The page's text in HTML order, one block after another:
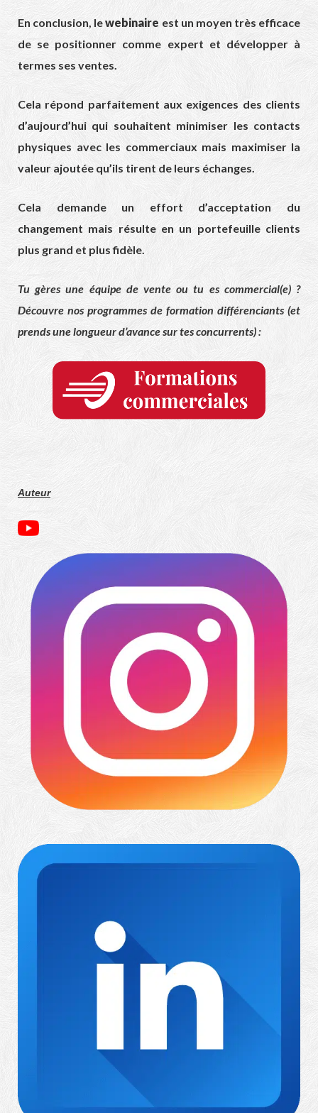
En conclusion, lewebinaire est un moyen très efficace
de se positionner comme expert et développer à
termes ses ventes.
Cela répond parfaitement aux exigences des clients
d’aujourd’hui qui souhaitent minimiser les contacts
physiques avec les commerciaux mais maximiser la
valeur ajoutée qu’ils tirent de leurs échanges.
Cela demande un effort d’acceptation du
changement mais résulte en un portefeuille clients
plus grand et plus fidèle.
Tu gères une équipe de vente ou tu es commercial(e) ?
Découvre nos programmes de formation différenciants (et
prends une longueur d’avance sur tes concurrents) :
Auteur